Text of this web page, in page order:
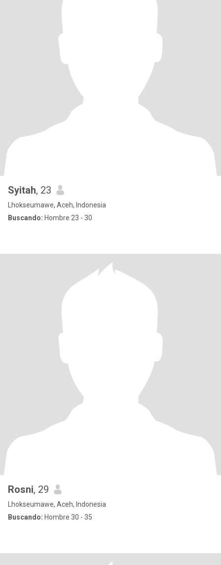
Syitah, 23
Lhokseumawe, Aceh, Indonesia
Buscando: Hombre 23 - 30
Rosni, 29
Lhokseumawe, Aceh, Indonesia
Buscando: Hombre 30 - 35